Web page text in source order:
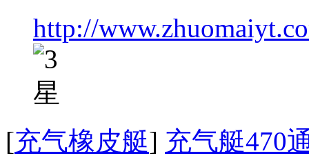
http://
[充气橡皮艇] 充气艇470